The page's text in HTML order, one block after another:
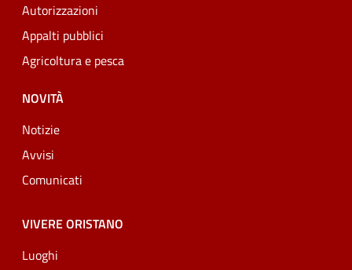
Autorizzazioni
Appalti pubblici
Agricoltura e pesca
NOVITÀ
Notizie
Avvisi
Comunicati
VIVERE ORISTANO
Luoghi